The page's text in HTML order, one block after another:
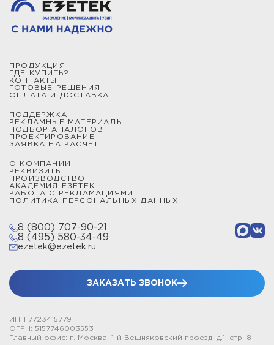
ПРОДУКЦИЯ
ГДЕ КУПИТЬ?
КОНТАКТЫ
ГОТОВЫЕ РЕШЕНИЯ
ОПЛАТА И ДОСТАВКА
ПОДДЕРЖКА
РЕКЛАМНЫЕ МАТЕРИАЛЫ
ПОДБОР АНАЛОГОВ
ПРОЕКТИРОВАНИЕ
ЗАЯВКА НА РАСЧЕТ
О КОМПАНИИ
РЕКВИЗИТЫ
ПРОИЗВОДСТВО
АКАДЕМИЯ ЕЗЕТЕК
РАБОТА С РЕКЛАМАЦИЯМИ
ПОЛИТИКА ПЕРСОНАЛЬНЫХ ДАННЫХ
8 (800) 707-90-21
8 (495) 580-34-49
ezetek@ezetek.ru
ЗАКАЗАТЬ ЗВОНОК
ИНН 7723415779
ОГРН: 5157746003553
Главный офис: г. Москва, 1-й Вешняковский проезд, д.1, стр. 8